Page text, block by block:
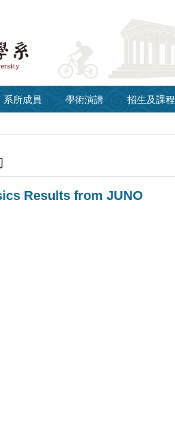
系所成員 學術演講 招生及課程
Results from JUNO